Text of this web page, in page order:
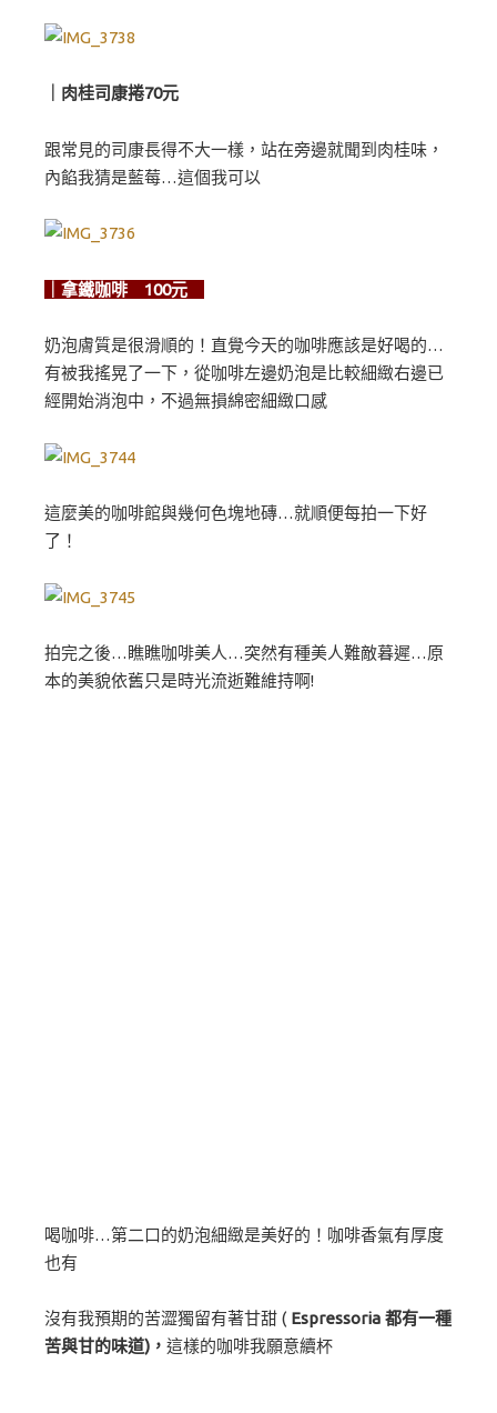
｜肉桂司康捲70元
跟常見的司康長得不大一樣，站在旁邊就聞到肉桂味，
內餡我猜是藍莓…這個我可以
｜拿鐵咖啡 100元
奶泡膚質是很滑順的！直覺今天的咖啡應該是好喝的…
有被我搖晃了一下，從咖啡左邊奶泡是比較細緻右邊已
經開始消泡中，不過無損綿密細緻口感
這麼美的咖啡館與幾何色塊地磚…就順便每拍一下好
了！
拍完之後…瞧瞧咖啡美人…突然有種美人難敵暮遲…原
本的美貌依舊只是時光流逝難維持啊!
喝咖啡…第二口的奶泡細緻是美好的！咖啡香氣有厚度
也有
沒有我預期的苦澀獨留有著甘甜 ( Espressoria 都有一種
苦與甘的味道)， 這樣的咖啡我願意續杯